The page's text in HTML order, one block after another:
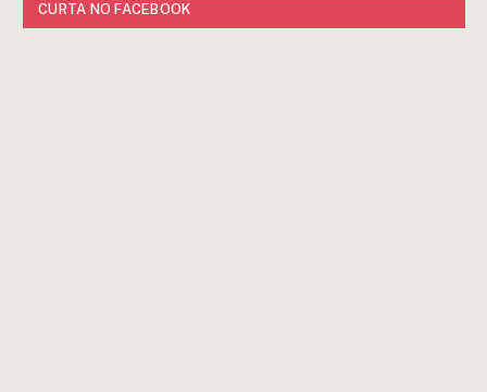
CURTA NO FACEBOOK